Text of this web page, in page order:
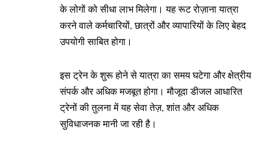
के लोगों को सीधा लाभ मिलेगा। यह रूट रोज़ाना यात्रा
करने वाले कर्मचारियों, छात्रों और व्यापारियों के लिए बेहद
उपयोगी साबित होगा।
इस ट्रेन के शुरू होने से यात्रा का समय घटेगा और क्षेत्रीय
संपर्क और अधिक मजबूत होगा। मौजूदा डीजल आधारित
ट्रेनों की तुलना में यह सेवा तेज़, शांत और अधिक
सुविधाजनक मानी जा रही है।